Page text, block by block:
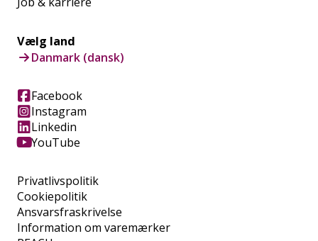
Privatlivspolitik
Cookiepolitik
Ansvarsfraskrivelse
Information om varemærker
Vælg land
Danmark (dansk)
Facebook
Instagram
Linkedin
YouTube